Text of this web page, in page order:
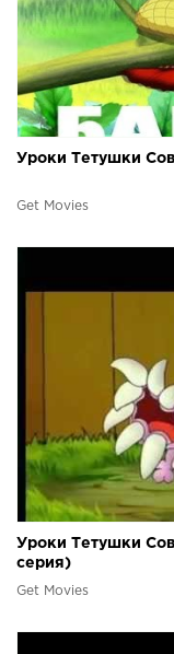
Уроки Тетушки
Get Movies
Уроки Тетушки
серия)
Get Movies